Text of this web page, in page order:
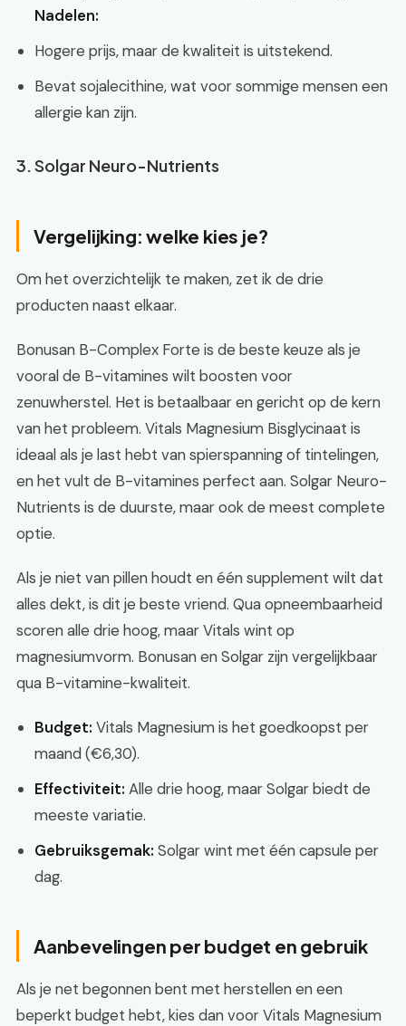
Nadelen:
Hogere prijs, maar de kwaliteit is uitstekend.
Bevat sojalecithine, wat voor sommige mensen een
allergie kan zijn.
3. Solgar Neuro-Nutrients
Vergelijking: welke kies je?
Om het overzichtelijk te maken, zet ik de drie
producten naast elkaar.
Bonusan B-Complex Forte is de beste keuze als je
vooral de B-vitamines wilt boosten voor
zenuwherstel. Het is betaalbaar en gericht op de kern
van het probleem. Vitals Magnesium Bisglycinaat is
ideaal als je last hebt van spierspanning of tintelingen,
en het vult de B-vitamines perfect aan. Solgar Neuro-
Nutrients is de duurste, maar ook de meest complete
optie.
Als je niet van pillen houdt en één supplement wilt dat
alles dekt, is dit je beste vriend. Qua opneembaarheid
scoren alle drie hoog, maar Vitals wint op
magnesiumvorm. Bonusan en Solgar zijn vergelijkbaar
qua B-vitamine-kwaliteit.
Budget: Vitals Magnesium is het goedkoopst per
maand (€6,30).
Effectiviteit: Alle drie hoog, maar Solgar biedt de
meeste variatie.
Gebruiksgemak: Solgar wint met één capsule per
dag.
Aanbevelingen per budget en gebruik
Als je net begonnen bent met herstellen en een
beperkt budget hebt, kies dan voor Vitals Magnesium